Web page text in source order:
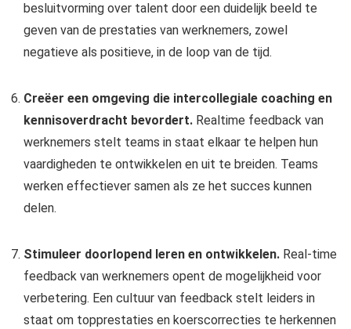
besluitvorming over talent door een duidelijk beeld te
geven van de prestaties van werknemers, zowel
negatieve als positieve, in de loop van de tijd.
Creëer een omgeving die intercollegiale coaching en
kennisoverdracht bevordert. Realtime feedback van
werknemers stelt teams in staat elkaar te helpen hun
vaardigheden te ontwikkelen en uit te breiden. Teams
werken effectiever samen als ze het succes kunnen
delen.
Stimuleer doorlopend leren en ontwikkelen. Real-time
feedback van werknemers opent de mogelijkheid voor
verbetering. Een cultuur van feedback stelt leiders in
staat om topprestaties en koerscorrecties te herkennen